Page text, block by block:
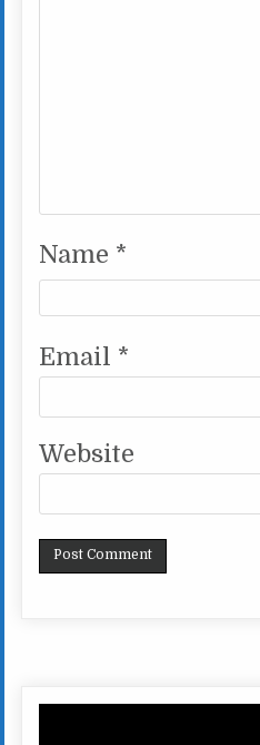
Name *
Email *
Website